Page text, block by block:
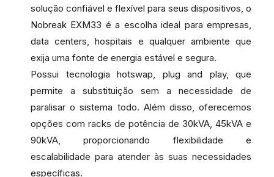
solução confiável e flexível para seus dispositivos, o
Nobreak EXM33 é a escolha ideal para empresas,
data centers, hospitais e qualquer ambiente que
exija uma fonte de energia estável e segura.
Possui tecnologia hotswap, plug and play, que
permite a substituição sem a necessidade de
paralisar o sistema todo. Além disso, oferecemos
opções com racks de potência de 30kVA, 45kVA e
90kVA, proporcionando flexibilidade e
escalabilidade para atender às suas necessidades
específicas.